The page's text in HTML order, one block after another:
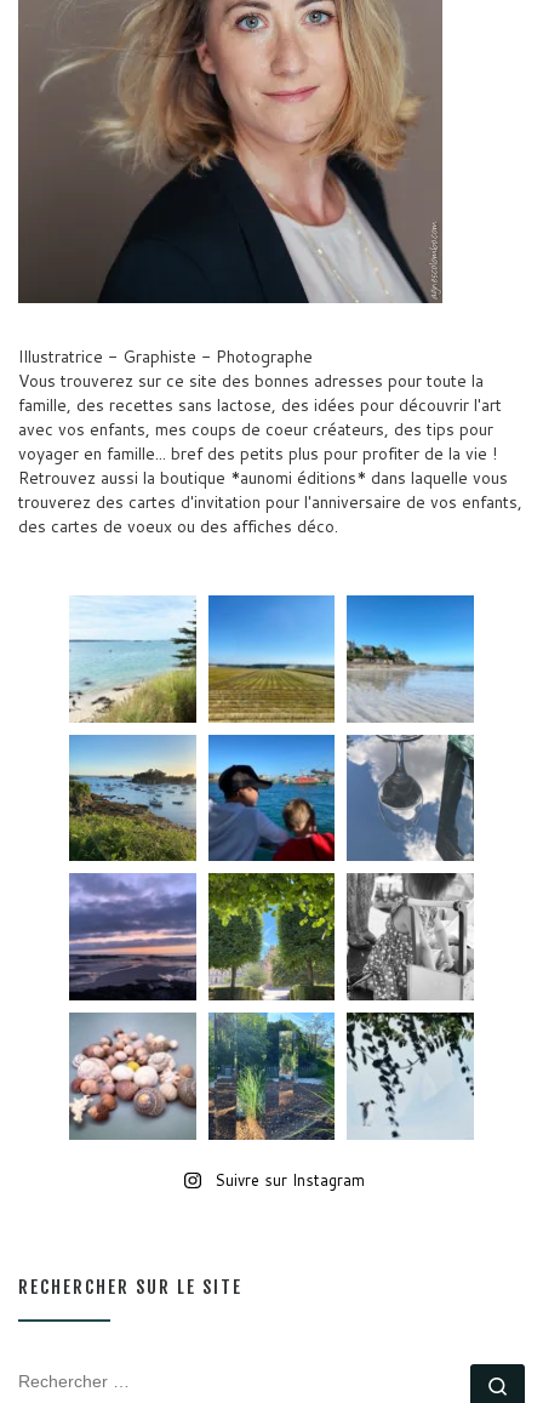
Illustratrice - Graphiste - Photographe
Vous trouverez sur ce site des bonnes adresses pour toute la
famille, des recettes sans lactose, des idées pour découvrir l'art
avec vos enfants, mes coups de coeur créateurs, des tips pour
voyager en famille... bref des petits plus pour profiter de la vie !
Retrouvez aussi la boutique *aunomi éditions* dans laquelle vous
trouverez des cartes d'invitation pour l'anniversaire de vos enfants,
des cartes de voeux ou des affiches déco.
Suivre sur Instagram
RECHERCHER SUR LE SITE
RECHERCHER